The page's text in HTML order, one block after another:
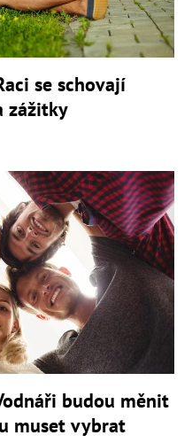
se schovají
zážitky
budou měnit
muset vybrat